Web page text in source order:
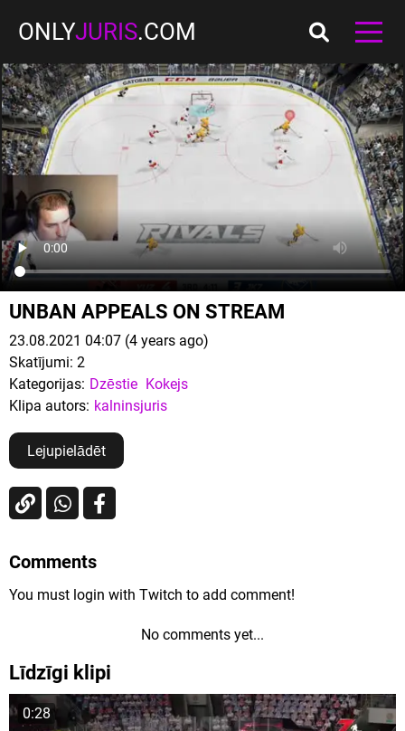
ONLYJURIS.COM
UNBAN APPEALS ON STREAM
23.08.2021 04:07 (4 years ago)
Skatījumi: 2
Kategorijas: Dzēstie Kokejs
Klipa autors: kalninsjuris
Lejupielādēt
Comments
You must login with Twitch to add comment!
No comments yet...
Līdzīgi klipi
0:28